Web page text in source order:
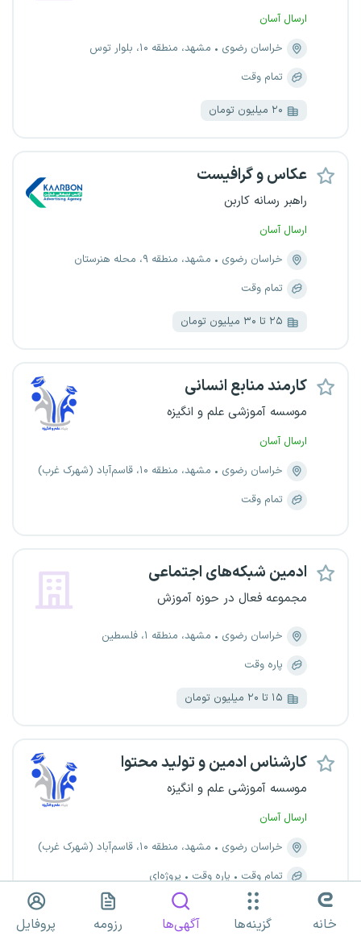
ارسال آسان
خراسان رضوی
مشهد، منطقه ۱۰، بلوار توس
تمام وقت
۲۰ میلیون تومان
عکاس و گرافیست
راهبر رسانه کاربن
ارسال آسان
خراسان رضوی
مشهد، منطقه ۹، محله هنرستان
تمام وقت
۲۵ تا ۳۰ میلیون تومان
کارمند منابع انسانی
موسسه‌ آموزشی علم و انگیزه
ارسال آسان
خراسان رضوی
مشهد، منطقه ۱۰، قاسم‌آباد (شهرک غرب)
تمام وقت
ادمین شبکه‌های اجتماعی
مجموعه فعال در حوزه آموزش
خراسان رضوی
مشهد، منطقه ۱، فلسطین
پاره وقت
۱۵ تا ۲۰ میلیون تومان
کارشناس ادمین و تولید محتوا
موسسه‌ آموزشی علم و انگیزه
ارسال آسان
خراسان رضوی
مشهد، منطقه ۱۰، قاسم‌آباد (شهرک غرب)
تمام وقت
پاره وقت پروژه‌ای
خانه گزینه‌ها آگهی‌ها رزومه پروفایل